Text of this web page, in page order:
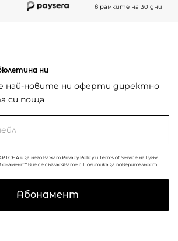
в рамките на 30 дни
ни
най-новите ни оферти директно
си поща
и за него важат Privacy Policy и Terms of Service на Гугъл.
вие се съгласявате с Политика за поверителност.
Абонамент